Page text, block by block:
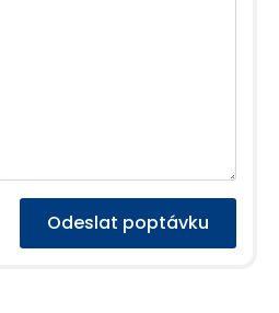
Odeslat poptávku